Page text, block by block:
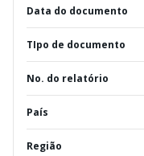
Data do documento
TIpo de documento
No. do relatório
País
Região